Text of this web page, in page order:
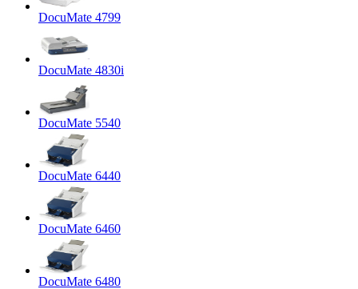
DocuMate 4799
DocuMate 4830i
DocuMate 5540
DocuMate 6440
DocuMate 6460
DocuMate 6480